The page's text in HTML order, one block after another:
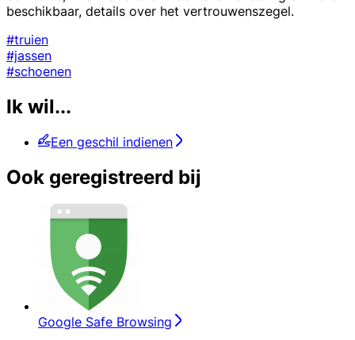
beschikbaar, details over het vertrouwenszegel.
#truien
#jassen
#schoenen
Ik wil...
Een geschil indienen
Ook geregistreerd bij
Google Safe Browsing